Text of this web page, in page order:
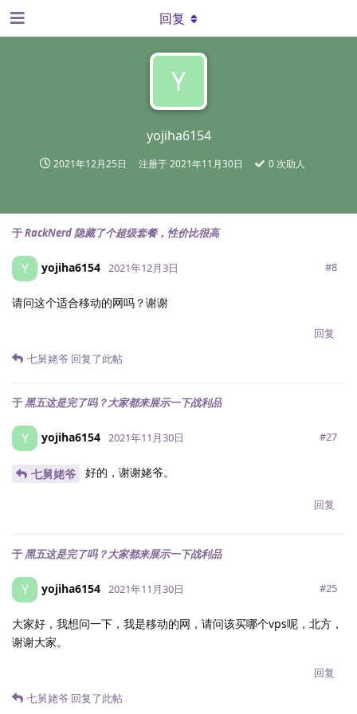
Y
yojiha6154
2021年12月25日 注册于2021年11月30日 0 次助人
回复
于RackNerd 隐藏了个超级套餐，性价比很高
Y yojiha6154 2021年12月3日 #8
请问这个适合移动的网吗？谢谢
回复
七舅姥爷 回复了此帖
于黑五这是完了吗？大家都来展示一下战利品
Y yojiha6154 2021年11月30日 #27
七舅姥爷 好的，谢谢姥爷。
回复
于黑五这是完了吗？大家都来展示一下战利品
Y yojiha6154 2021年11月30日 #25
大家好，我想问一下，我是移动的网，请问该买哪个vps呢，北方，
谢谢大家。
回复
七舅姥爷 回复了此帖